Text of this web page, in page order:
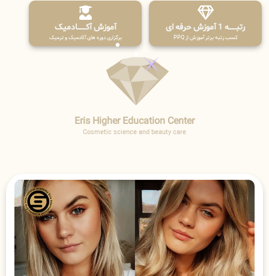
رتبــــــه 1 آموزش حرفه ای
کسب رتبه برتر آموزش از PPQ
آموزش آکـــــــادمیک
برگزاری دوره های آکادمیک و ترمیک
Eris Higher Education Center
Cosmetic science and beauty care